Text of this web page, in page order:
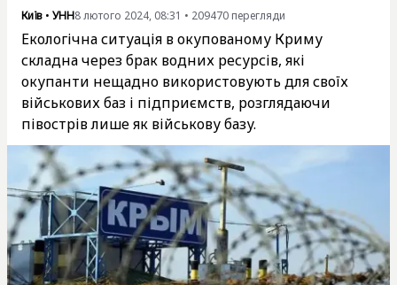
Київ • УНН8 лютого 2024, 08:31 • 209470 перегляди
Екологічна ситуація в окупованому Криму
складна через брак водних ресурсів, які
окупанти нещадно використовують для своїх
військових баз і підприємств, розглядаючи
півострів лише як військову базу.